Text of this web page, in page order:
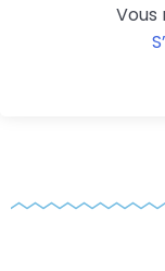
Vous